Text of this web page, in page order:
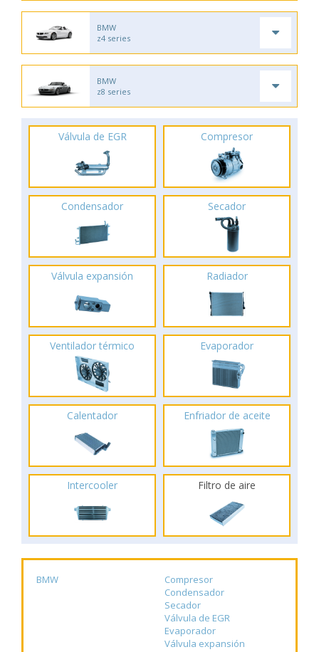
BMW
z4 series
BMW
z8 series
Válvula de EGR Compresor
Condensador Secador
Válvula expansión Radiador
Ventilador térmico Evaporador
Calentador Enfriador de aceite
Intercooler Filtro de aire
BMW
Compresor
Condensador
Secador
Válvula de EGR
Evaporador
Válvula expansión